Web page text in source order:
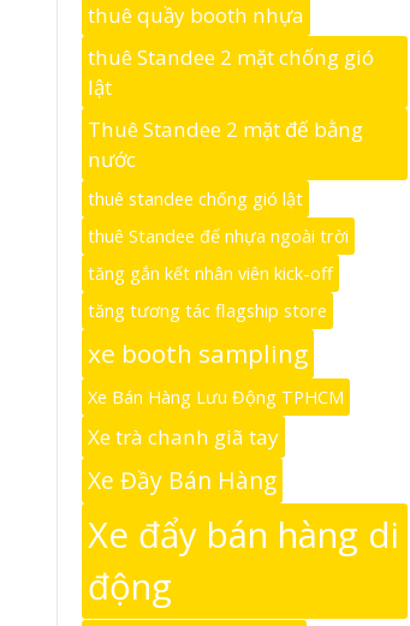
thuê quầy booth nhựa
thuê Standee 2 mặt chống gió
lật
Thuê Standee 2 mặt đế bằng
nước
thuê standee chống gió lật
thuê Standee đế nhựa ngoài trời
tăng gắn kết nhân viên kick-off
tăng tương tác flagship store
xe booth sampling
Xe Bán Hàng Lưu Động TPHCM
Xe trà chanh giã tay
Xe Đầy Bán Hàng
Xe đẩy bán hàng di
động